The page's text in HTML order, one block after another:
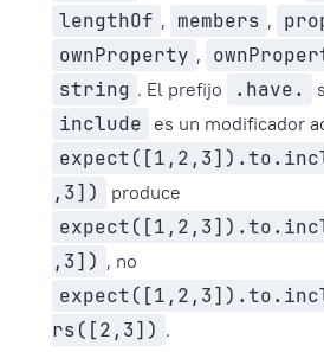
lengthOf , members ,
ownProperty ,
string . El prefijo .have.
include es un modificador
,3])
produce
,3]) , no
rs([2,3]) .